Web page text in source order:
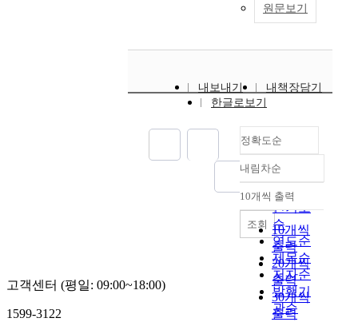
원문보기
내보내기
내책장담기
한글로보기
정확도순
정확도
순
인기도
순
연도순
제목순
저자순
발행기
관순
내림차순
내림차순
10개씩 출력
10개씩
출력
20개씩
출력
30개씩
출력
조회
고객센터 (평일: 09:00~18:00)
1599-3122